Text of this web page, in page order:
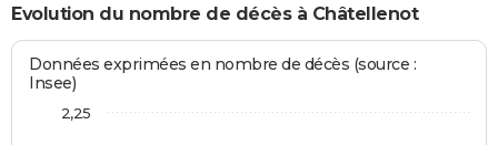
Evolution du nombre de décès à Châtellenot
Données exprimées en nombre de décès (source :
Insee)
2,25